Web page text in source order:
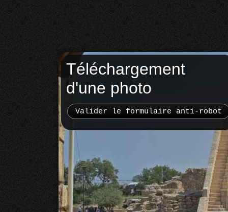
Téléchargement
d'une photo